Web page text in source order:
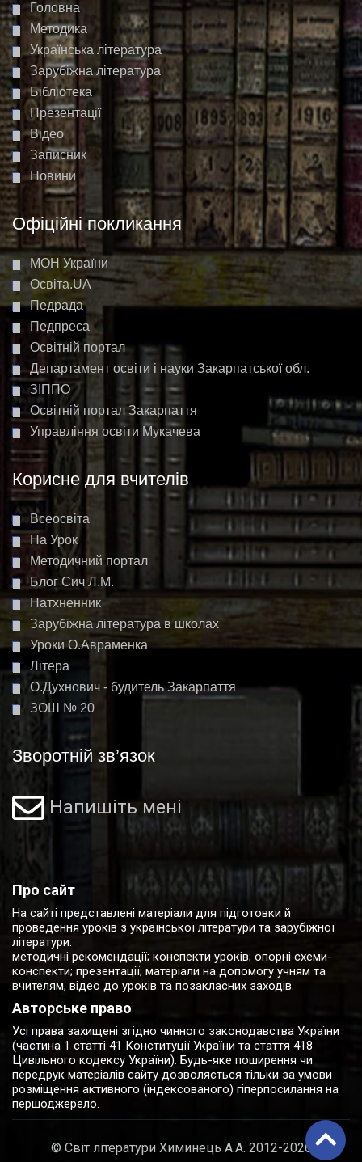
Головна
Методика
Українська література
Зарубіжна література
Бібліотека
Презентації
Відео
Записник
Новини
Офіційні покликання
МОН України
Освіта.UA
Педрада
Педпреса
Освітній портал
Департамент освіти і науки Закарпатської обл.
ЗІППО
Освітній портал Закарпаття
Управління освіти Мукачева
Корисне для вчителів
Всеосвіта
На Урок
Методичний портал
Блог Сич Л.М.
Натхненник
Зарубіжна література в школах
Уроки О.Авраменка
Літера
О.Духнович - будитель Закарпаття
ЗОШ № 20
Зворотній зв’язок
Напишіть мені
Про сайт
На сайті представлені матеріали для підготовки й
проведення уроків з української літератури та зарубіжної
літератури:
методичні рекомендації; конспекти уроків; опорні схеми-
конспекти; презентації; матеріали на допомогу учням та
вчителям, відео до уроків та позакласних заходів.
Авторське право
Усі права захищені згідно чинного законодавства України
(частина 1 статті 41 Конституції України та стаття 418
Цивільного кодексу України). Будь-яке поширення чи
передрук матеріалів сайту дозволяється тільки за умови
розміщення активного (індексованого) гіперпосилання на
першоджерело.
© Світ літератури Химинець А.А. 2012-2026